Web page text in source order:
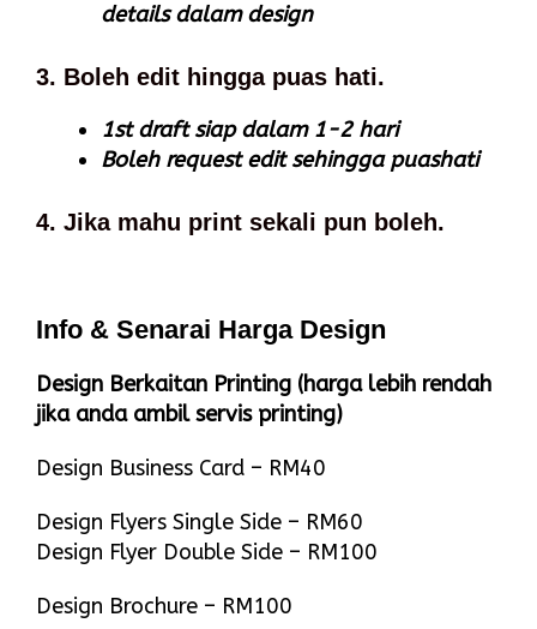
details dalam design
3. Boleh edit hingga puas hati.
1st draft siap dalam 1-2 hari
Boleh request edit sehingga puashati
4. Jika mahu print sekali pun boleh.
Info & Senarai Harga Design
Design Berkaitan Printing (harga lebih rendah
jika anda ambil servis printing)
Design Business Card – RM40
Design Flyers Single Side – RM60
Design Flyer Double Side – RM100
Design Brochure – RM100